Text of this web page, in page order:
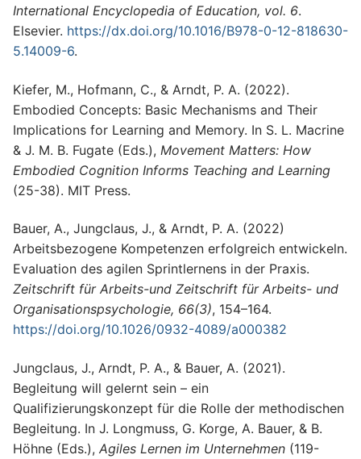
International Encyclopedia of Education, vol. 6.
Elsevier. https://dx.doi.org/10.1016/B978-0-12-818630-
5.14009-6.
Kiefer, M., Hofmann, C., & Arndt, P. A. (2022).
Embodied Concepts: Basic Mechanisms and Their
Implications for Learning and Memory. In S. L. Macrine
& J. M. B. Fugate (Eds.), Movement Matters: How
Embodied Cognition Informs Teaching and Learning
(25-38). MIT Press.
Bauer, A., Jungclaus, J., & Arndt, P. A. (2022)
Arbeitsbezogene Kompetenzen erfolgreich entwickeln.
Evaluation des agilen Sprintlernens in der Praxis.
Zeitschrift für Arbeits-und Zeitschrift für Arbeits- und
Organisationspsychologie, 66(3), 154–164.
https://doi.org/10.1026/0932-4089/a000382
Jungclaus, J., Arndt, P. A., & Bauer, A. (2021).
Begleitung will gelernt sein – ein
Qualifizierungskonzept für die Rolle der methodischen
Begleitung. In J. Longmuss, G. Korge, A. Bauer, & B.
Höhne (Eds.), Agiles Lernen im Unternehmen (119-